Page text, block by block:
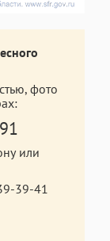
фото
или
39-41